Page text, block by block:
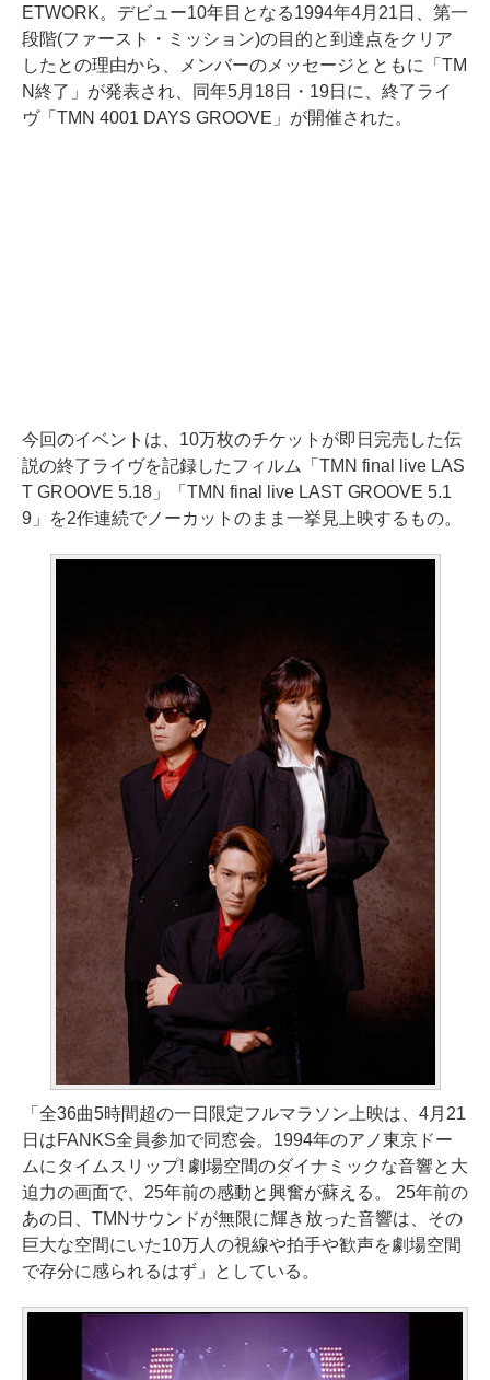
ETWORK。デビュー10年目となる1994年4月21日、第一
段階(ファースト・ミッション)の目的と到達点をクリア
したとの理由から、メンバーのメッセージとともに「TM
N終了」が発表され、同年5月18日・19日に、終了ライ
ヴ「TMN 4001 DAYS GROOVE」が開催された。
今回のイベントは、10万枚のチケットが即日完売した伝
説の終了ライヴを記録したフィルム「TMN final live LAS
T GROOVE 5.18」「TMN final live LAST GROOVE 5.1
9」を2作連続でノーカットのまま一挙見上映するもの。
「全36曲5時間超の一日限定フルマラソン上映は、4月21
日はFANKS全員参加で同窓会。1994年のアノ東京ドー
ムにタイムスリップ! 劇場空間のダイナミックな音響と大
迫力の画面で、25年前の感動と興奮が蘇える。 25年前の
あの日、TMNサウンドが無限に輝き放った音響は、その
巨大な空間にいた10万人の視線や拍手や歓声を劇場空間
で存分に感られるはず」としている。